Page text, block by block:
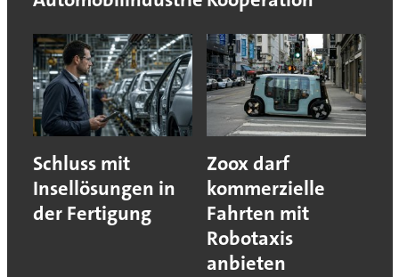
Schluss mit
Insellösungen in
der Fertigung
Zoox darf
kommerzielle
Fahrten mit
Robotaxis
anbieten